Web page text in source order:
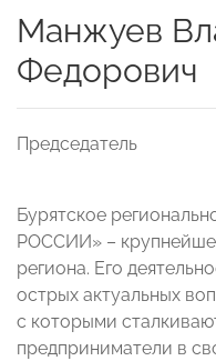
Манжуев
Федорович
Председатель
Бурятское
РОССИИ» –
региона. Его
острых актуальных
с которыми
предприниматели в